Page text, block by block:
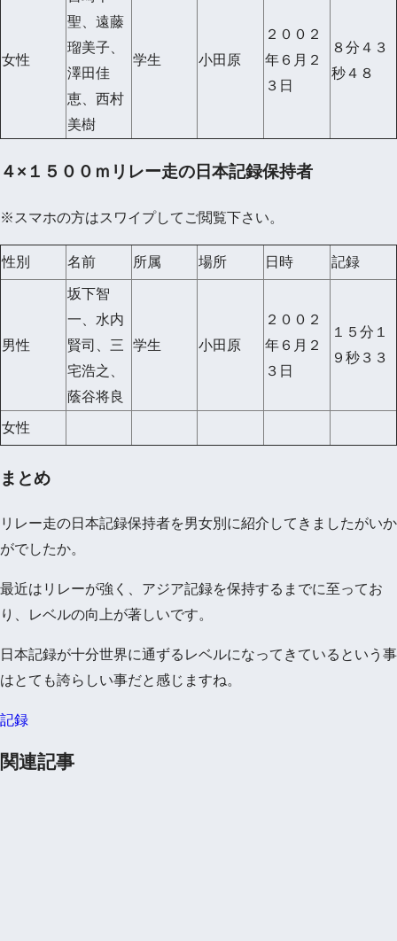
女性
聖、遠藤
瑠美子、
澤田佳
恵、西村
美樹
学生 小田原
２００２
年６月２
３日
８分４３
秒４８
４×１５００ｍリレー走の日本記録保持者
※スマホの方はスワイプしてご閲覧下さい。
性別 名前 所属 場所 日時 記録
男性
坂下智
一、水内
賢司、三
宅浩之、
蔭谷将良
学生 小田原
２００２
年６月２
３日
１５分１
９秒３３
女性
まとめ
リレー走の日本記録保持者を男女別に紹介してきましたがいか
がでしたか。
最近はリレーが強く、アジア記録を保持するまでに至ってお
り、レベルの向上が著しいです。
日本記録が十分世界に通ずるレベルになってきているという事
はとても誇らしい事だと感じますね。
記録
関連記事